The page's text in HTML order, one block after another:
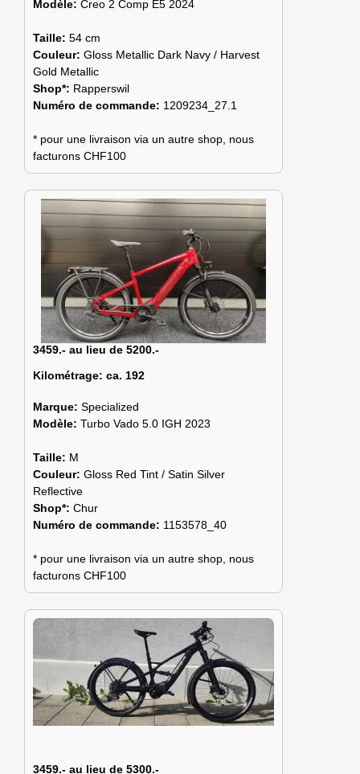
Modèle: Creo 2 Comp E5 2024
Taille: 54 cm
Couleur: Gloss Metallic Dark Navy / Harvest
Gold Metallic
Shop*: Rapperswil
Numéro de commande: 1209234_27.1
* pour une livraison via un autre shop, nous
facturons CHF100
3459.- au lieu de 5200.-
Kilométrage: ca. 192
Marque: Specialized
Modèle: Turbo Vado 5.0 IGH 2023
Taille: M
Couleur: Gloss Red Tint / Satin Silver
Reflective
Shop*: Chur
Numéro de commande: 1153578_40
* pour une livraison via un autre shop, nous
facturons CHF100
3459.- au lieu de 5300.-